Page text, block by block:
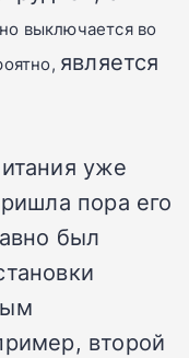
выключается во
является
уже
пора его
был
второй